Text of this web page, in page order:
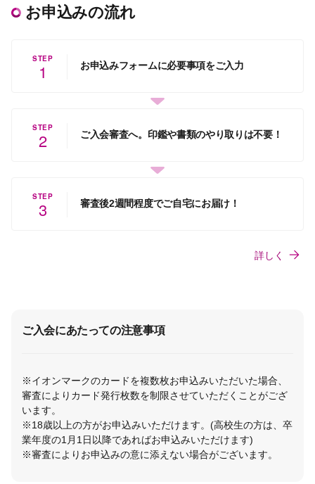
お申込みの流れ
STEP
1 お申込みフォームに必要事項をご入力
STEP
2 ご入会審査へ。印鑑や書類のやり取りは不要！
STEP
3 審査後2週間程度でご自宅にお届け！
詳しく
ご入会にあたっての注意事項
※イオンマークのカードを複数枚お申込みいただいた場合、
審査によりカード発行枚数を制限させていただくことがござ
います。
※18歳以上の方がお申込みいただけます。(高校生の方は、卒
業年度の1月1日以降であればお申込みいただけます)
※審査によりお申込みの意に添えない場合がございます。